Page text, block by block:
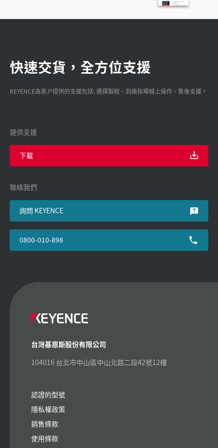
快速交貨，全方位支援
KEYENCE為客戸提供的支援包括: 選擇製程、到廠指導線上操作、售後支援。
提供支援
下載
聯絡我們
詢問 KEYENCE
0800-010-898
台灣基恩斯股份有限公司
104016 台北市中山區中山北路二段42號12樓
認證的型號
隱私權政策
銷售條款
使用條款